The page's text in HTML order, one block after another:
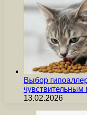
Выбор
13.02.2026